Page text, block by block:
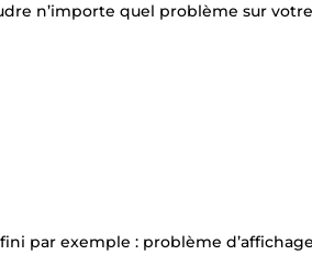
n’importe quel problème sur
par exemple : problème